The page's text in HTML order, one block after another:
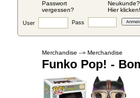
Passwort
vergessen?
Neukunde?
Hier klicken!
User Pass
Merchandise --» Merchandise
Funko Pop! -